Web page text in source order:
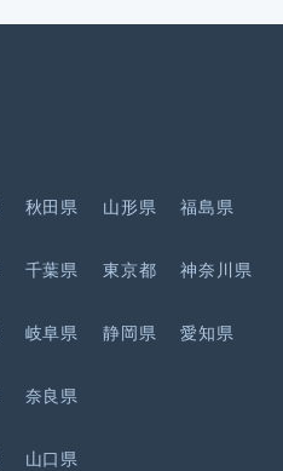
秋田県 山形県 福島県
千葉県 東京都 神奈川県
岐阜県 静岡県 愛知県
奈良県
山口県